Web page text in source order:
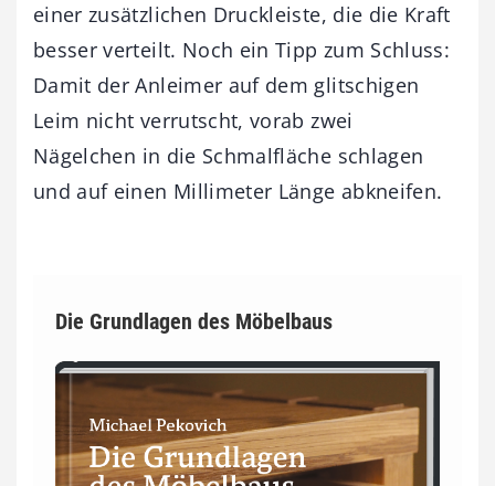
einer zusätzlichen Druckleiste, die die Kraft
besser verteilt. Noch ein Tipp zum Schluss:
Damit der Anleimer auf dem glitschigen
Leim nicht verrutscht, vorab zwei
Nägelchen in die Schmalfläche schlagen
und auf einen Millimeter Länge abkneifen.
Die Grundlagen des Möbelbaus